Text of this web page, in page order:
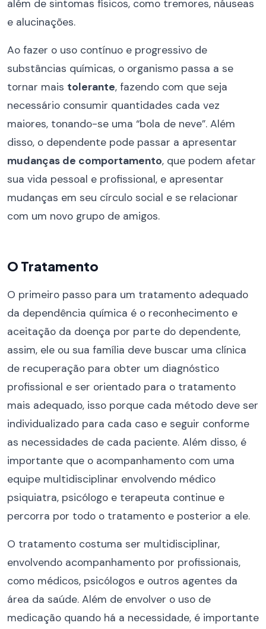
além de sintomas físicos, como tremores, náuseas
e alucinações.
Ao fazer o uso contínuo e progressivo de
substâncias químicas, o organismo passa a se
tornar mais tolerante, fazendo com que seja
necessário consumir quantidades cada vez
maiores, tonando-se uma “bola de neve”. Além
disso, o dependente pode passar a apresentar
mudanças de comportamento, que podem afetar
sua vida pessoal e profissional, e apresentar
mudanças em seu círculo social e se relacionar
com um novo grupo de amigos.
O Tratamento
O primeiro passo para um tratamento adequado
da dependência química é o reconhecimento e
aceitação da doença por parte do dependente,
assim, ele ou sua família deve buscar uma clínica
de recuperação para obter um diagnóstico
profissional e ser orientado para o tratamento
mais adequado, isso porque cada método deve ser
individualizado para cada caso e seguir conforme
as necessidades de cada paciente. Além disso, é
importante que o acompanhamento com uma
equipe multidisciplinar envolvendo médico
psiquiatra, psicólogo e terapeuta continue e
percorra por todo o tratamento e posterior a ele.
O tratamento costuma ser multidisciplinar,
envolvendo acompanhamento por profissionais,
como médicos, psicólogos e outros agentes da
área da saúde. Além de envolver o uso de
medicação quando há a necessidade, é importante